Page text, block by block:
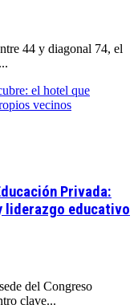
44 y diagonal 74, el
el hotel que
vecinos
Privada:
liderazgo educativo
del Congreso
clave...